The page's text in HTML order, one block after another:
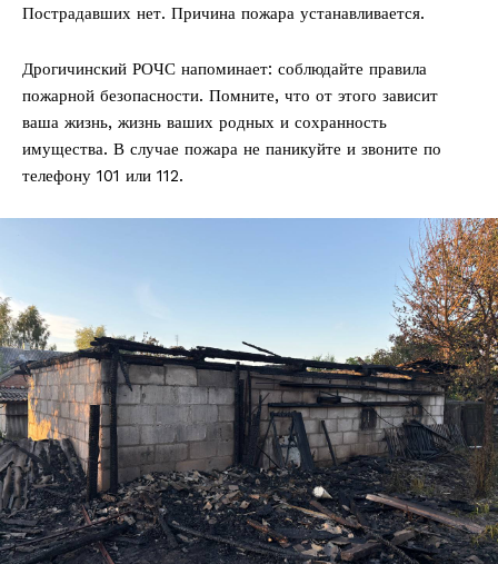
Пострадавших нет. Причина пожара устанавливается.
Дрогичинский РОЧС напоминает: соблюдайте правила
пожарной безопасности. Помните, что от этого зависит
ваша жизнь, жизнь ваших родных и сохранность
имущества. В случае пожара не паникуйте и звоните по
телефону 101 или 112.